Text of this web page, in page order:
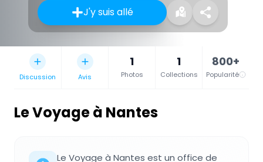
J'y suis allé
Discussion Avis
1
Photos
1
Collections
800+
Popularité
Le Voyage à Nantes
Le Voyage à Nantes est un office de